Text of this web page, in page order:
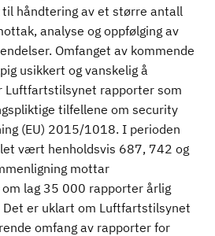
håndtering av et større antall
analyse og oppfølging av
Omfanget av kommende
usikkert og vanskelig å
Luftfartstilsynet rapporter som
tilfellene om security
(EU) 2015/1018. I perioden
vært henholdsvis 687, 742 og
mottar
lag 35 000 rapporter årlig
er uklart om Luftfartstilsynet
omfang av rapporter for